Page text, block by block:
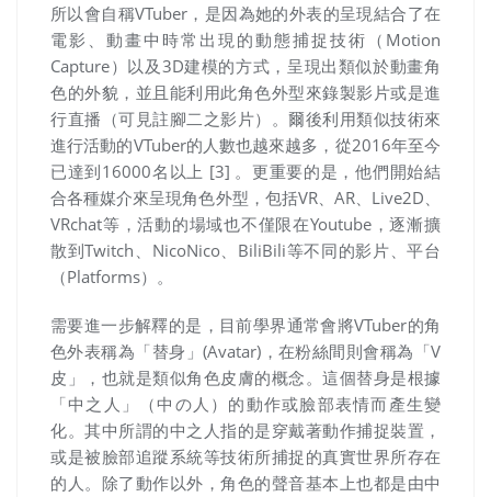
所以會自稱VTuber，是因為她的外表的呈現結合了在
電影、動畫中時常出現的動態捕捉技術（Motion
Capture）以及3D建模的方式，呈現出類似於動畫角
色的外貌，並且能利用此角色外型來錄製影片或是進
行直播（可見註腳二之影片）。爾後利用類似技術來
進行活動的VTuber的人數也越來越多，從2016年至今
已達到16000名以上 [3] 。更重要的是，他們開始結
合各種媒介來呈現角色外型，包括VR、AR、Live2D、
VRchat等，活動的場域也不僅限在Youtube，逐漸擴
散到Twitch、NicoNico、BiliBili等不同的影片、平台
（Platforms）。
需要進一步解釋的是，目前學界通常會將VTuber的角
色外表稱為「替身」(Avatar) ，在粉絲間則會稱為「V
皮」，也就是類似角色皮膚的概念。這個替身是根據
「中之人」（中の人）的動作或臉部表情而產生變
化。其中所謂的中之人指的是穿戴著動作捕捉裝置，
或是被臉部追蹤系統等技術所捕捉的真實世界所存在
的人。除了動作以外，角色的聲音基本上也都是由中